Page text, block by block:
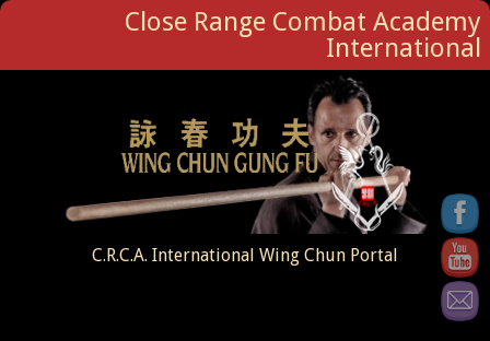
Close Range Combat Academy
International
C.R.C.A. International Wing Chun Portal